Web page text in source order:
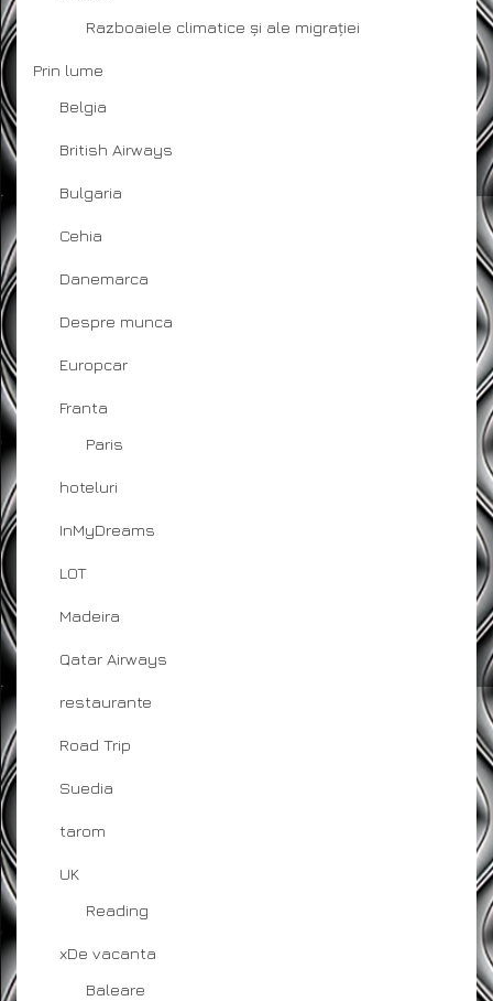
Razboaiele climatice și ale migrației
Prin lume
Belgia
British Airways
Bulgaria
Cehia
Danemarca
Despre munca
Europcar
Franta
Paris
hoteluri
InMyDreams
LOT
Madeira
Qatar Airways
restaurante
Road Trip
Suedia
tarom
UK
Reading
xDe vacanta
Baleare